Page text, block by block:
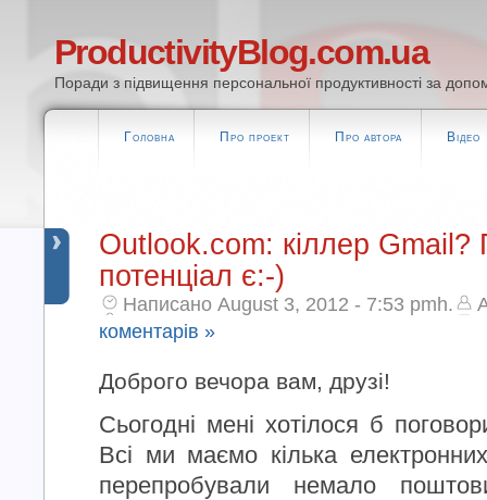
ProductivityBlog.com.ua
Поради з підвищення персональної продуктивності за
Головна Про проект Про автора Відео
Outlook.com: кіллер Gmail?
потенціал є:-)
Написано August 3, 2012 - 7:53 pmh.
коментарів »
Доброго вечора вам, друзі!
Сьогодні мені хотілося б
Всі ми маємо кілька
перепробували немало